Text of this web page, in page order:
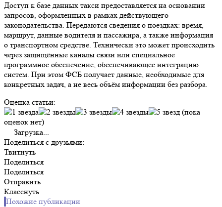
Доступ к базе данных такси предоставляется на основании
запросов, оформленных в рамках действующего
законодательства. Передаются сведения о поездках: время,
маршрут, данные водителя и пассажира, а также информация
о транспортном средстве. Технически это может происходить
через защищённые каналы связи или специальное
программное обеспечение, обеспечивающее интеграцию
систем. При этом ФСБ получает данные, необходимые для
конкретных задач, а не весь объём информации без разбора.
Оценка статьи:
(пока
оценок нет)
Загрузка...
Поделиться с друзьями:
Твитнуть
Поделиться
Поделиться
Отправить
Класснуть
Похожие публикации